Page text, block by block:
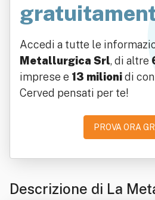
Accedi a tutte le
Metallurgica Srl, di altre
imprese e 13 milionidi
Cerved pensati per te!
PROVA ORA
Descrizione di La